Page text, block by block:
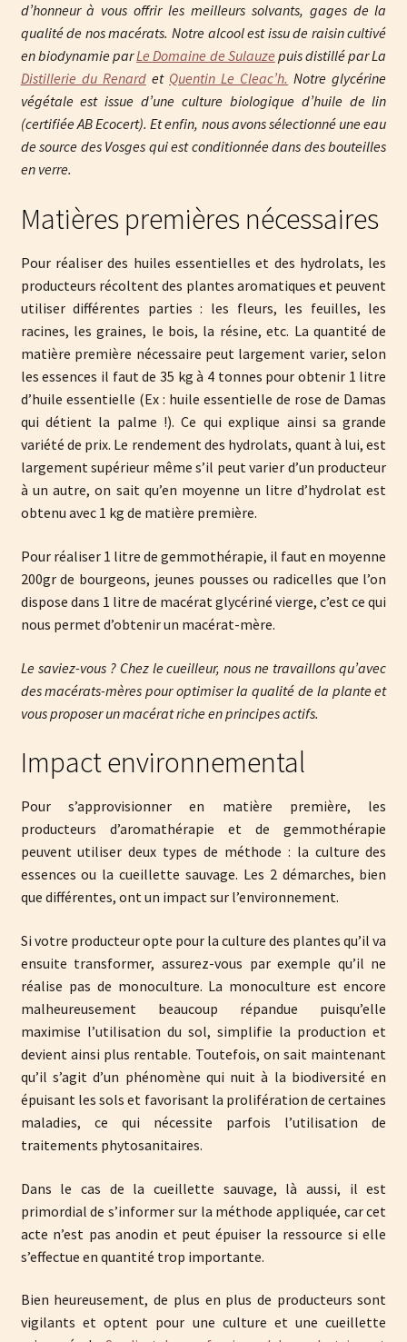
d’honneur à vous offrir les meilleurs solvants, gages de la
qualité de nos macérats. Notre alcool est issu de raisin cultivé
en biodynamie parLe Domaine de Sulauze puis distillé par La
Distillerie du Renardet Quentin Le Cleac’h. Notre glycérine
végétale est issue d’une culture biologique d’huile de lin
(certifiée AB Ecocert). Et enfin, nous avons sélectionné une eau
de source des Vosges qui est conditionnée dans des bouteilles
en verre.
Matières premières nécessaires
Pour réaliser des huiles essentielles et des hydrolats, les
producteurs récoltent des plantes aromatiques et peuvent
utiliser différentes parties : les fleurs, les feuilles, les
racines, les graines, le bois, la résine, etc. La quantité de
matière première nécessaire peut largement varier, selon
les essences il faut de 35 kg à 4 tonnes pour obtenir 1 litre
d’huile essentielle (Ex : huile essentielle de rose de Damas
qui détient la palme !). Ce qui explique ainsi sa grande
variété de prix. Le rendement des hydrolats, quant à lui, est
largement supérieur même s’il peut varier d’un producteur
à un autre, on sait qu’en moyenne un litre d’hydrolat est
obtenu avec 1 kg de matière première.
Pour réaliser 1 litre de gemmothérapie, il faut en moyenne
200gr de bourgeons, jeunes pousses ou radicelles que l’on
dispose dans 1 litre de macérat glycériné vierge, c’est ce qui
nous permet d’obtenir un macérat-mère.
Le saviez-vous ? Chez le cueilleur, nous ne travaillons qu’avec
des macérats-mères pour optimiser la qualité de la plante et
vous proposer un macérat riche en principes actifs.
Impact environnemental
Pour s’approvisionner en matière première, les
producteurs d’aromathérapie et de gemmothérapie
peuvent utiliser deux types de méthode : la culture des
essences ou la cueillette sauvage. Les 2 démarches, bien
que différentes, ont un impact sur l’environnement.
Si votre producteur opte pour la culture des plantes qu’il va
ensuite transformer, assurez-vous par exemple qu’il ne
réalise pas de monoculture. La monoculture est encore
malheureusement beaucoup répandue puisqu’elle
maximise l’utilisation du sol, simplifie la production et
devient ainsi plus rentable. Toutefois, on sait maintenant
qu’il s’agit d’un phénomène qui nuit à la biodiversité en
épuisant les sols et favorisant la prolifération de certaines
maladies, ce qui nécessite parfois l’utilisation de
traitements phytosanitaires.
Dans le cas de la cueillette sauvage, là aussi, il est
primordial de s’informer sur la méthode appliquée, car cet
acte n’est pas anodin et peut épuiser la ressource si elle
s’effectue en quantité trop importante.
Bien heureusement, de plus en plus de producteurs sont
vigilants et optent pour une culture et une cueillette